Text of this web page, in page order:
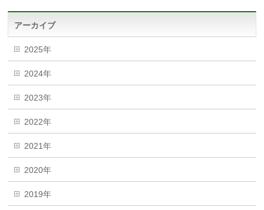
アーカイブ
2025年
2024年
2023年
2022年
2021年
2020年
2019年